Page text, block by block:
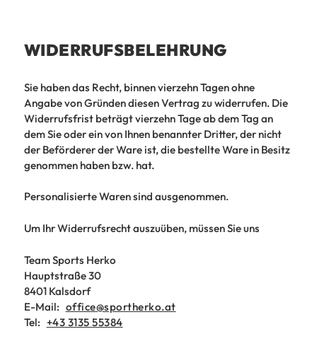
WIDERRUFSBELEHRUNG
Sie haben das Recht, binnen vierzehn Tagen ohne
Angabe von Gründen diesen Vertrag zu widerrufen. Die
Widerrufsfrist beträgt vierzehn Tage ab dem Tag an
dem Sie oder ein von Ihnen benannter Dritter, der nicht
der Beförderer der Ware ist, die bestellte Ware in Besitz
genommen haben bzw. hat.
Personalisierte Waren sind ausgenommen.
Um Ihr Widerrufsrecht auszuüben, müssen Sie uns
Team Sports Herko
Hauptstraße 30
8401 Kalsdorf
E-Mail: office@sportherko.at
Tel: +43 3135 55384